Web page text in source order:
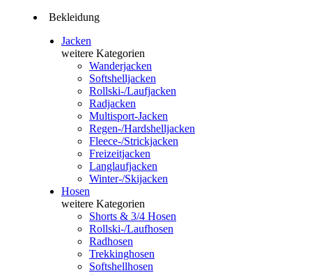
Bekleidung
Jacken
weitere Kategorien
Wanderjacken
Softshelljacken
Rollski-/Laufjacken
Radjacken
Multisport-Jacken
Regen-/Hardshelljacken
Fleece-/Strickjacken
Freizeitjacken
Langlaufjacken
Winter-/Skijacken
Hosen
weitere Kategorien
Shorts & 3/4 Hosen
Rollski-/Laufhosen
Radhosen
Trekkinghosen
Softshellhosen